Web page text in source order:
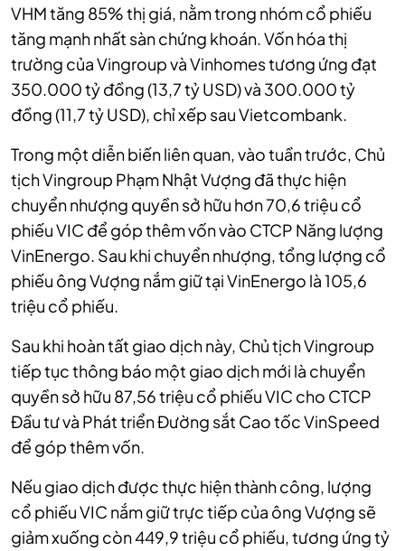
VHM tăng 85% thị giá, nằm trong nhóm cổ phiếu
tăng mạnh nhất sàn chứng khoán. Vốn hóa thị
trường của Vingroup và Vinhomes tương ứng đạt
350.000 tỷ đồng (13,7 tỷ USD) và 300.000 tỷ
đồng (11,7 tỷ USD), chỉ xếp sau Vietcombank.
Trong một diễn biến liên quan, vào tuần trước, Chủ
tịch Vingroup Phạm Nhật Vượng đã thực hiện
chuyển nhượng quyền sở hữu hơn 70,6 triệu cổ
phiếu VIC để góp thêm vốn vào CTCP Năng lượng
VinEnergo. Sau khi chuyển nhượng, tổng lượng cổ
phiếu ông Vượng nắm giữ tại VinEnergo là 105,6
triệu cổ phiếu.
Sau khi hoàn tất giao dịch này, Chủ tịch Vingroup
tiếp tục thông báo một giao dịch mới là chuyển
quyền sở hữu 87,56 triệu cổ phiếu VIC cho CTCP
Đầu tư và Phát triển Đường sắt Cao tốc VinSpeed
để góp thêm vốn.
Nếu giao dịch được thực hiện thành công, lượng
cổ phiếu VIC nắm giữ trực tiếp của ông Vượng sẽ
giảm xuống còn 449,9 triệu cổ phiếu, tương ứng tỷ